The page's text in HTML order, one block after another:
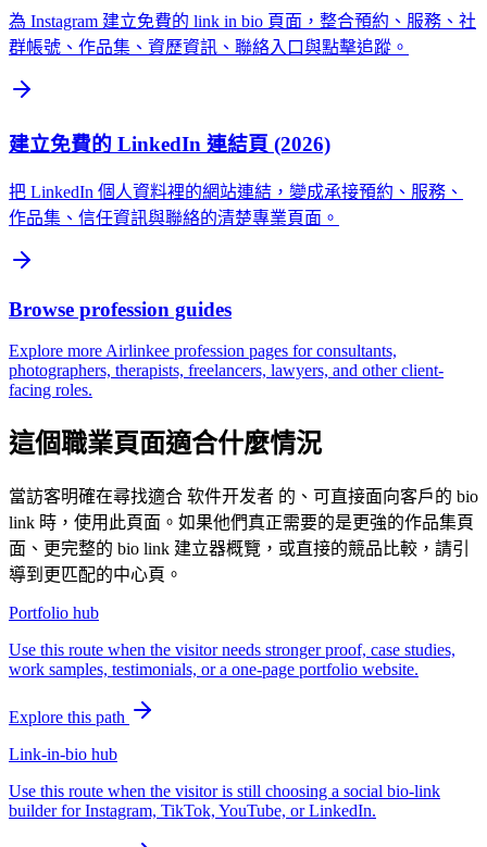
為 Instagram 建立免費的 link in bio 頁面，整合預約、服務、社
群帳號、作品集、資歷資訊、聯絡入口與點擊追蹤。
建立免費的 LinkedIn 連結頁 (2026)
把 LinkedIn 個人資料裡的網站連結，變成承接預約、服務、
作品集、信任資訊與聯絡的清楚專業頁面。
Browse profession guides
Explore more Airlinkee profession pages for consultants,
photographers, therapists, freelancers, lawyers, and other client-
facing roles.
這個職業頁面適合什麼情況
當訪客明確在尋找適合 软件开发者 的、可直接面向客戶的 bio
link 時，使用此頁面。如果他們真正需要的是更強的作品集頁
面、更完整的 bio link 建立器概覽，或直接的競品比較，請引
導到更匹配的中心頁。
Portfolio hub
Use this route when the visitor needs stronger proof, case studies,
work samples, testimonials, or a one-page portfolio website.
Explore this path
Link-in-bio hub
Use this route when the visitor is still choosing a social bio-link
builder for Instagram, TikTok, YouTube, or LinkedIn.